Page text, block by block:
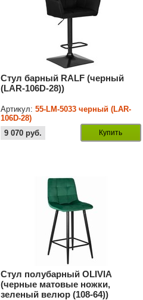
Стул барный RALF (черный
(LAR-106D-28))
Артикул:55-LM-5033 черный (LAR-
106D-28)
9 070 руб. Купить
Стул полубарный OLIVIA
(черные матовые ножки,
зеленый велюр (108-64))